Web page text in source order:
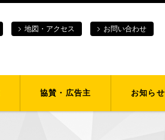
地図・アクセス お問い合わせ
協賛・広告主 お知らせ